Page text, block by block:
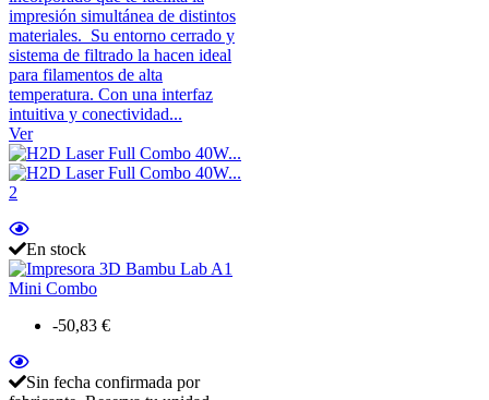
impresión simultánea de distintos
materiales. Su entorno cerrado y
sistema de filtrado la hacen ideal
para filamentos de alta
temperatura. Con una interfaz
intuitiva y conectividad...
Ver
En stock
-50,83 €
Sin fecha confirmada por